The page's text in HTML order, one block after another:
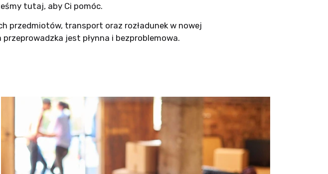
tutaj, aby Ci pomóc.
przedmiotów, transport oraz rozładunek w nowej
jest płynna i bezproblemowa.